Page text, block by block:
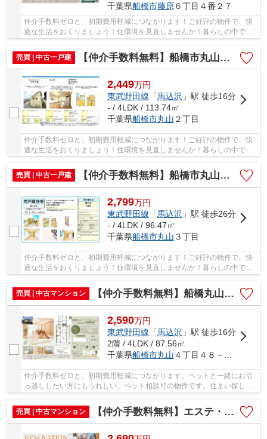
千葉県船橋市藤原６丁目４番２７
仲介手数料ゼロと、初期費用軽減につながります！ご好評の物件で、快
適な生活をおくりましょう！住環境を見直しませんか！暮らしの中で
も、住居は充実した生活を送るための大きな役割...
売買 | 中古一戸建
【仲介手数料無料】船橋市丸山 中古戸建て
2,449万円
東武野田線 「馬込沢 」駅 徒歩16分
- / 4LDK / 113.74㎡
千葉県船橋市丸山 ２丁目
仲介手数料ゼロと、初期費用軽減につながります！ご好評の物件で、快
適な生活をおくりましょう！住環境を見直しませんか！暮らしの中で
売買 | 中古一戸建
【仲介手数料無料】船橋市丸山 中古戸建て
2,799万円
東武野田線 「馬込沢 」駅 徒歩26分
- / 4LDK / 96.47㎡
千葉県船橋市丸山 ３丁目
仲介手数料ゼロと、初期費用軽減につながります！ご好評の物件で、快
適な生活をおくりましょう！住環境を見直しませんか！暮らしの中で
売買 | 中古マンション
【仲介手数料無料】船橋丸山パーク・ホームズ
2,590万円
東武野田線 「馬込沢 」駅 徒歩16分
2階 / 4LDK / 87.56㎡
千葉県船橋市丸山 ４丁目４８－１５
仲介手数料ゼロと、初期費用軽減につながります。ペットと一緒にお引
っ越ししたい方にもうれしい、ペット相談可の物件です。住まい探しで
売買 | 中古マンション
【仲介手数料無料】エステ・シティ船橋弐番館